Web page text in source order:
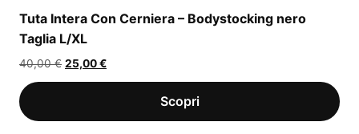
Tuta Intera Con Cerniera – Bodystocking nero
Taglia L/XL
40,00€ Il
prezzo
25,00€Il
prezzo